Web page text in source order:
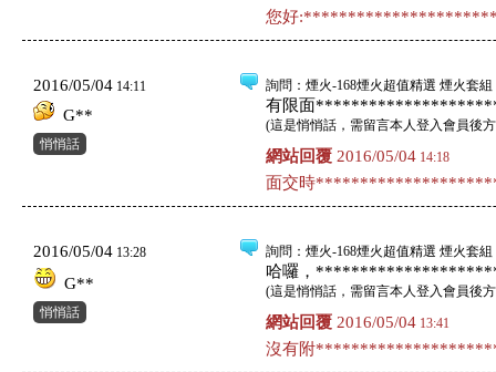
您好
2016/05/04 14:11
G**
悄悄話
詢問 ：煙火-168煙火超值精選 煙火套
有限面
(這是悄悄話，需留言本人登入會員後
網站回覆 2016/05/04 14:18
面交時
2016/05/04 13:28
G**
悄悄話
詢問 ：煙火-168煙火超值精選 煙火套
哈囉，
(這是悄悄話，需留言本人登入會員後
網站回覆 2016/05/04 13:41
沒有附